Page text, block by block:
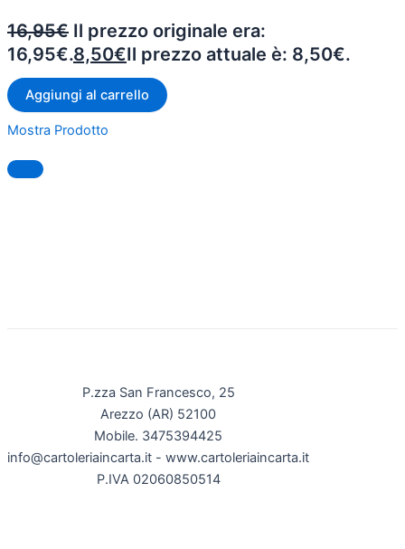
16,95€ Il prezzo originale era:
16,95€.8,50€Il prezzo attuale è: 8,50€.
Aggiungi al carrello
Mostra Prodotto
P.zza San Francesco, 25
Arezzo (AR) 52100
Mobile. 3475394425
info@cartoleriaincarta.it - www.cartoleriaincarta.it
P.IVA 02060850514